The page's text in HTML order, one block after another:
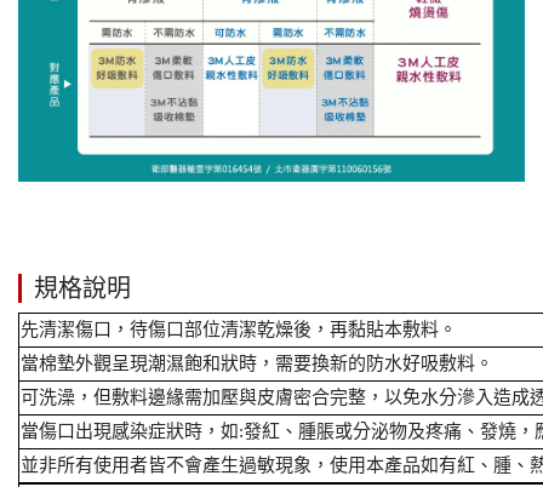
規格說明
先清潔傷口，待傷口部位清潔乾燥後，再黏貼本敷料。
當棉墊外觀呈現潮濕飽和狀時，需要換新的防水好吸敷料。
可洗澡，但敷料邊緣需加壓與皮膚密合完整，以免水分滲入造成
當傷口出現感染症狀時，如:發紅、腫脹或分泌物及疼痛、發燒
並非所有使用者皆不會產生過敏現象，使用本產品如有紅、腫